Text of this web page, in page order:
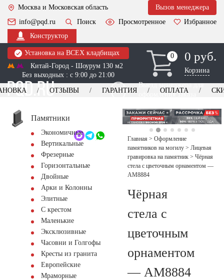
Москва и Московская область
Вызов менеджера
info@pqd.ru
Поиск Просмотренное
Избранное
Конструктор
Установка на ВСЕХ кладбищах
Китай-Город - Шоурум 130 м2
Без выходных : с 9:00 до 21:00
0
0 0 руб.
Корзина
Выезд менеджера для
оформления заказа
+7 (495) 518-44-23
Обратный звонок
ОТЗЫВЫ ГАРАНТИЯ ОПЛАТА
Памятники
Экономичные
Вертикальные
Фрезерные
Горизонтальные
Двойные
Арки и Колонны
Элитные
С крестом
Маленькие
Эксклюзивные
Часовни и Голгофы
Кресты из гранита
Европейские
Мраморные
Главная > Оформление
памятников на могилу > Лицевая
гравировка на памятник > Чёрная
стела с цветочным орнаментом —
AM8884
Чёрная
стела с
цветочным
орнаментом
— AM8884